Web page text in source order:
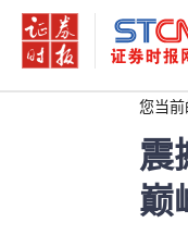
您当前
震
巅